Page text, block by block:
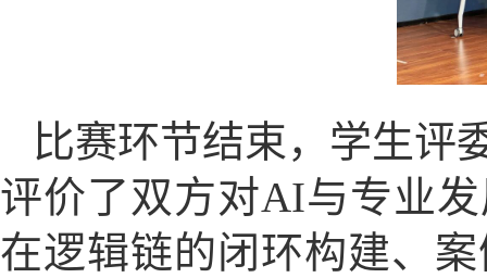
比赛环节结束，学生评
评价了双方对AI与专业
在逻辑链的闭环构建、